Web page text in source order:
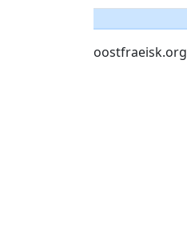
oostfraeisk.org